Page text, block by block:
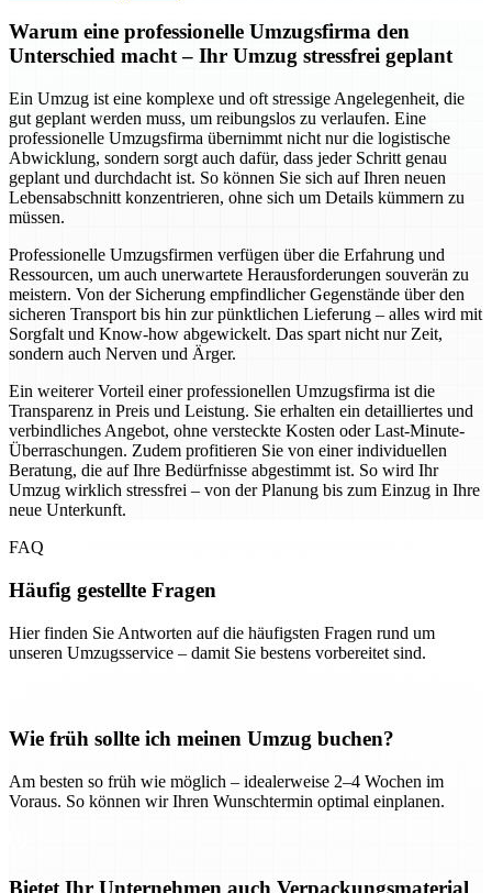
Warum eine professionelle Umzugsfirma den
Unterschied macht – Ihr Umzug stressfrei geplant
Ein Umzug ist eine komplexe und oft stressige Angelegenheit, die
gut geplant werden muss, um reibungslos zu verlaufen. Eine
professionelle Umzugsfirma übernimmt nicht nur die logistische
Abwicklung, sondern sorgt auch dafür, dass jeder Schritt genau
geplant und durchdacht ist. So können Sie sich auf Ihren neuen
Lebensabschnitt konzentrieren, ohne sich um Details kümmern zu
müssen.
Professionelle Umzugsfirmen verfügen über die Erfahrung und
Ressourcen, um auch unerwartete Herausforderungen souverän zu
meistern. Von der Sicherung empfindlicher Gegenstände über den
sicheren Transport bis hin zur pünktlichen Lieferung – alles wird mit
Sorgfalt und Know-how abgewickelt. Das spart nicht nur Zeit,
sondern auch Nerven und Ärger.
Ein weiterer Vorteil einer professionellen Umzugsfirma ist die
Transparenz in Preis und Leistung. Sie erhalten ein detailliertes und
verbindliches Angebot, ohne versteckte Kosten oder Last-Minute-
Überraschungen. Zudem profitieren Sie von einer individuellen
Beratung, die auf Ihre Bedürfnisse abgestimmt ist. So wird Ihr
Umzug wirklich stressfrei – von der Planung bis zum Einzug in Ihre
neue Unterkunft.
FAQ
Häufig gestellte Fragen
Hier finden Sie Antworten auf die häufigsten Fragen rund um
unseren Umzugsservice – damit Sie bestens vorbereitet sind.
Wie früh sollte ich meinen Umzug buchen?
Am besten so früh wie möglich – idealerweise 2–4 Wochen im
Voraus. So können wir Ihren Wunschtermin optimal einplanen.
Bietet Ihr Unternehmen auch Verpackungsmaterial